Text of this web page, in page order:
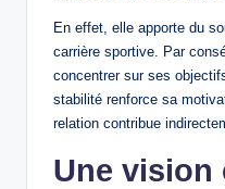
En effet, elle apporte du
carrière sportive. Par
concentrer sur ses
stabilité renforce sa
relation contribue
Une vision